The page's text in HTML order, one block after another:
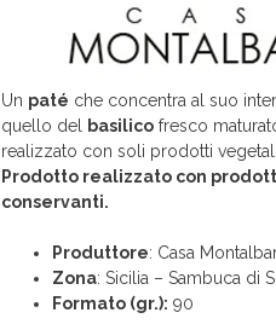
Un paté che concentra al suo
quello del
basilico fresco
realizzato con soli prodotti
Prodotto realizzato con
conservanti.
Produttore: Casa
Zona: Sicilia – Sambuca di
Formato (gr.): 90